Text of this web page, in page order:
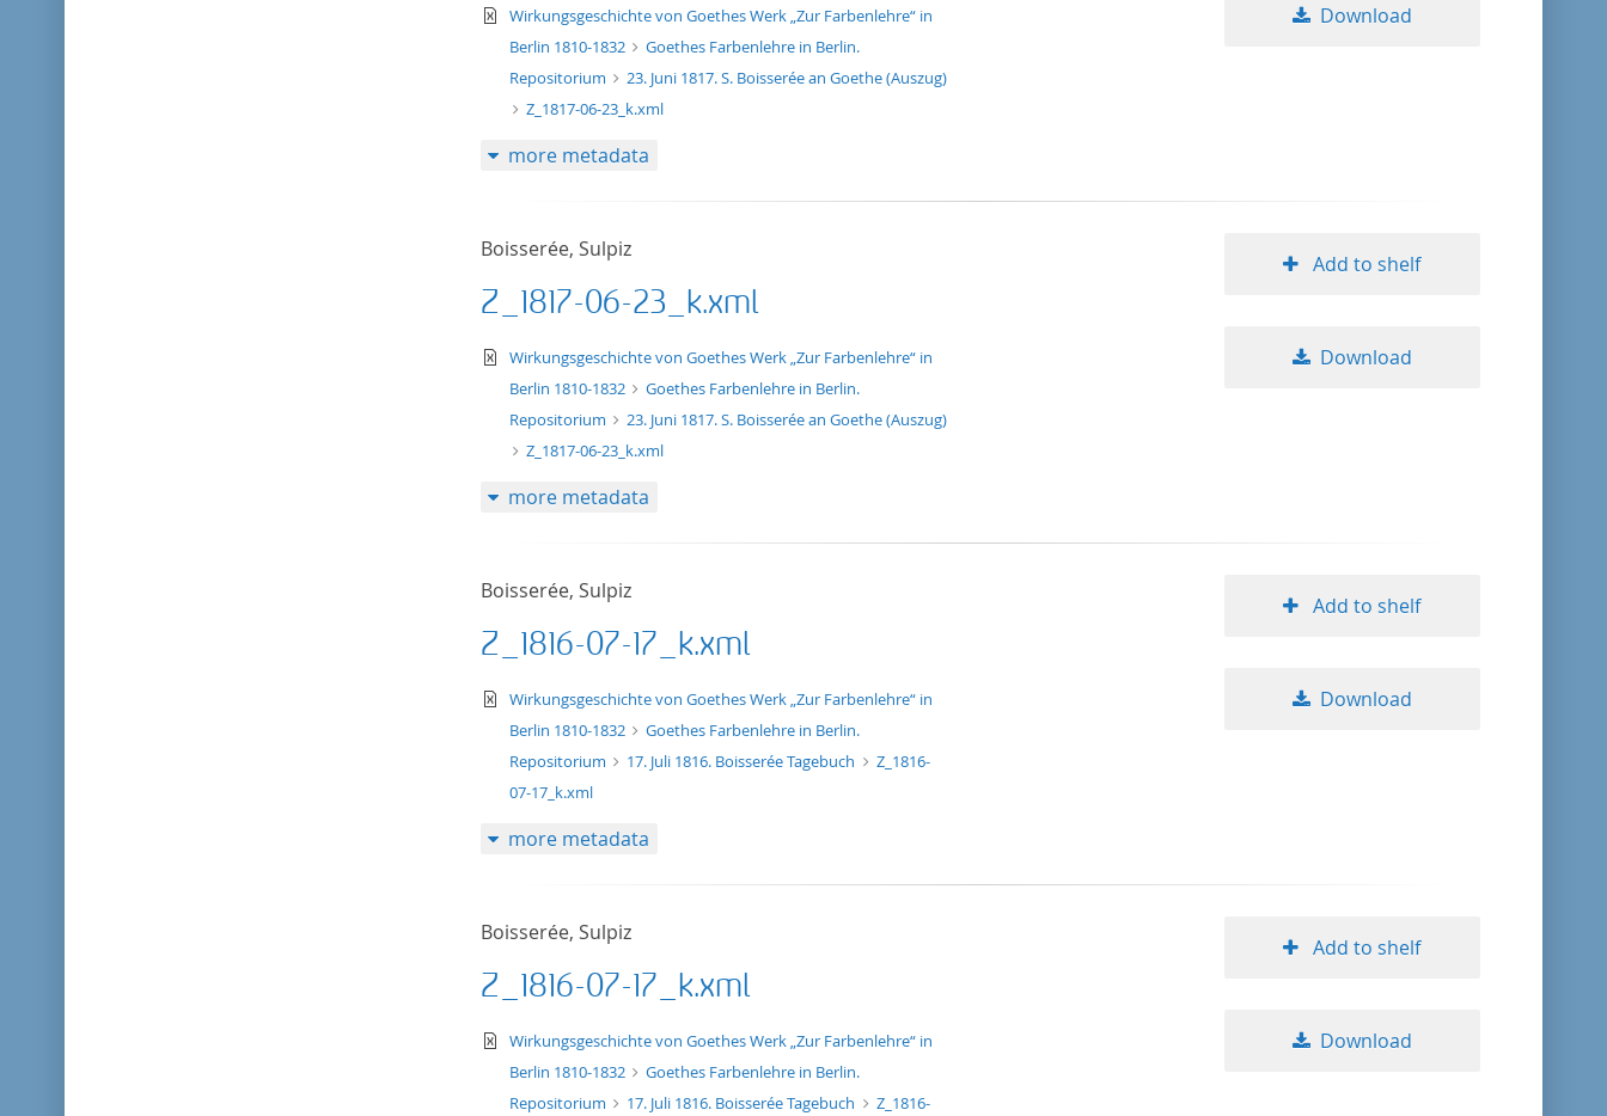
text/xml
Wirkungsgeschichte von Goethes Werk „Zur Farbenlehre“ in
Berlin 1810-1832
Goethes Farbenlehre in Berlin.
Repositorium
23. Juni 1817. S. Boisserée an Goethe (Auszug)
Z_1817-06-23_k.xml
Download
more metadata
Boisserée, Sulpiz
Z_1817-06-23_k.xml
text/xml
Wirkungsgeschichte von Goethes Werk „Zur Farbenlehre“ in
Berlin 1810-1832
Goethes Farbenlehre in Berlin.
Repositorium
23. Juni 1817. S. Boisserée an Goethe (Auszug)
Z_1817-06-23_k.xml
Add to shelf
Download
more metadata
Boisserée, Sulpiz
Z_1816-07-17_k.xml
text/xml
Wirkungsgeschichte von Goethes Werk „Zur Farbenlehre“ in
Berlin 1810-1832
Goethes Farbenlehre in Berlin.
Repositorium
17. Juli 1816. Boisserée Tagebuch
Z_1816-
07-17_k.xml
Add to shelf
Download
more metadata
Boisserée, Sulpiz
Z_1816-07-17_k.xml
text/xml
Wirkungsgeschichte von Goethes Werk „Zur Farbenlehre“ in
Berlin 1810-1832
Goethes Farbenlehre in Berlin.
Repositorium
17. Juli 1816. Boisserée Tagebuch
Z_1816-
Add to shelf
Download